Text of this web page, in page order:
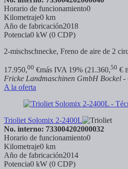
Horario de funcionamiento0
Kilometraje0 km
Año de fabricación2018
Potencia0 kW (0 CDP)
2-mischschnecke, Freno de aire de 2
17.950,00 €más IVA 19% (21.360,50 €
Fricke Landmaschinen GmbH Bockel -
A la oferta
Trioliet Solomix 2-2400L
No. interno: 733004202000032
Horario de funcionamiento0
Kilometraje0 km
Año de fabricación2014
Potencia0 kW (0 CDP)